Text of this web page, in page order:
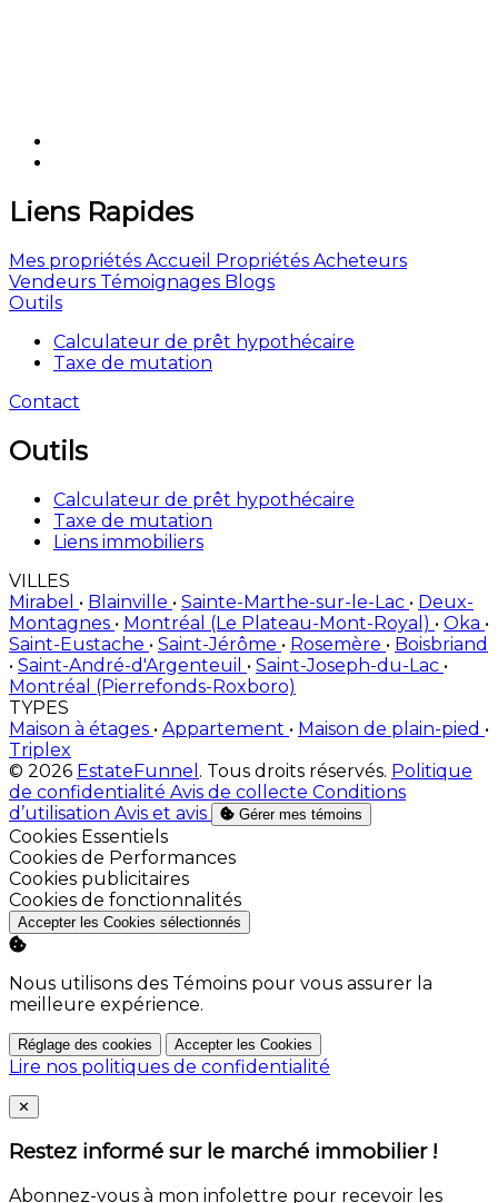
Liens Rapides
Mes propriétés Accueil Propriétés Acheteurs
Vendeurs Témoignages Blogs
Outils
Calculateur de prêt hypothécaire
Taxe de mutation
Contact
Outils
Calculateur de prêt hypothécaire
Taxe de mutation
Liens immobiliers
VILLES
Mirabel • Blainville • Sainte-Marthe-sur-le-Lac • Deux-
Montagnes • Montréal (Le Plateau-Mont-Royal) • Oka •
Saint-Eustache • Saint-Jérôme • Rosemère • Boisbriand
• Saint-André-d'Argenteuil • Saint-Joseph-du-Lac •
Montréal (Pierrefonds-Roxboro)
TYPES
Maison à étages • Appartement • Maison de plain-pied •
Triplex
© 2026 EstateFunnel . Tous droits réservés. Politique
de confidentialité Avis de collecte Conditions
d’utilisation Avis et avis Gérer mes témoins
Activer
Cookies Essentiels
Activer
Cookies de Performances
Activer
Cookies publicitaires
Activer
Cookies de fonctionnalités
Accepter les Cookies sélectionnés
Nous utilisons des Témoins pour vous assurer la
meilleure expérience.
Réglage des cookies Accepter les Cookies
Lire nos politiques de confidentialité
Close
✕
Restez informé sur le marché immobilier !
Abonnez-vous à mon infolettre pour recevoir les